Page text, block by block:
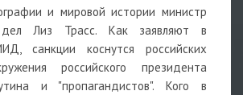
и мировой истории министр
дел Лиз Трасс. Как заявляют в
санкции коснутся российских
российского президента
и "пропагандистов". Кого в